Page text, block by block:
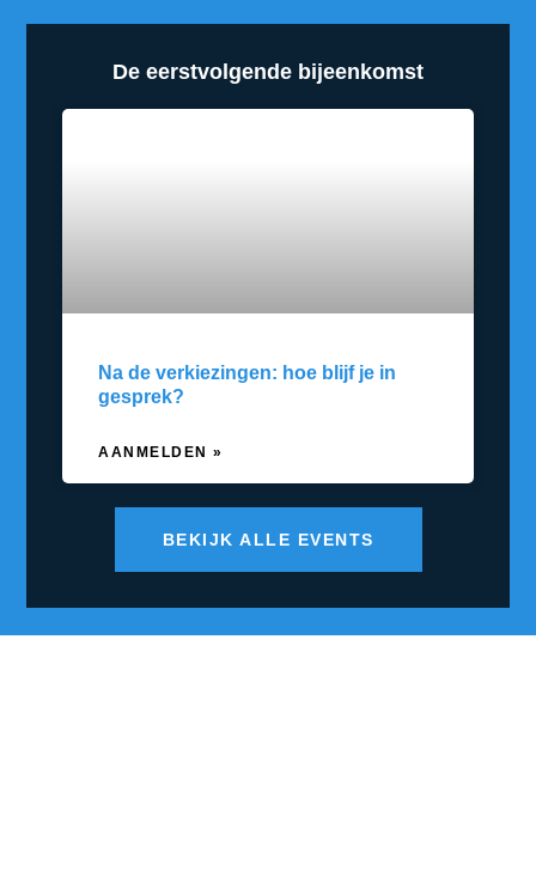
De eerstvolgende bijeenkomst
Na de verkiezingen: hoe blijf je in
gesprek?
AANMELDEN »
BEKIJK ALLE EVENTS